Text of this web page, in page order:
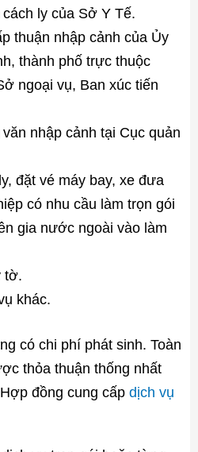
ly của Sở Y Tế.
thuận nhập cảnh của Ủy
thành phố trực thuộc
ngoại vụ, Ban xúc tiến
nhập cảnh tại Cục quản
đặt vé máy bay, xe đưa
có nhu cầu làm trọn gói
gia nước ngoài vào làm
tờ.
khác.
có chi phí phát sinh. Toàn
thỏa thuận thống nhất
đồng cung cấpdịch vụ